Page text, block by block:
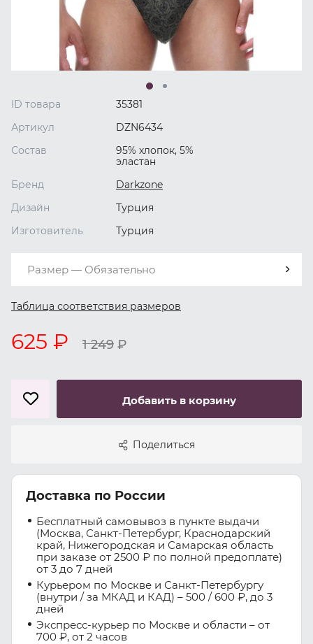
ID товара
35381
Артикул
DZN6434
Состав
95% хлопок, 5%
эластан
Бренд
Darkzone
Дизайн
Турция
Изготовитель
Турция
Размер — Обязательно
Таблица соответствия размеров
625 ₽ 1 249 ₽
Добавить в корзину
Поделиться
Доставка по России
Бесплатный самовывоз в пункте выдачи
(Москва, Санкт-Петербург, Краснодарский
край, Нижегородская и Самарская область
при заказе от 2500 ₽ по полной предоплате)
от 3 до 7 дней
Курьером по Москве и Санкт-Петербургу
(внутри / за МКАД и КАД) – 500 / 600 ₽, до 3
дней
Экспресс-курьер по Москве и области – от
700 ₽, от 2 часов